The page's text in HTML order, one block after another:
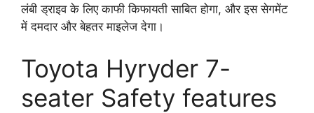
लंबी ड्राइव के लिए काफी किफायती साबित होगा, और इस सेगमेंट
में दमदार और बेहतर माइलेज देगा।
Toyota Hyryder 7-
seater Safety features